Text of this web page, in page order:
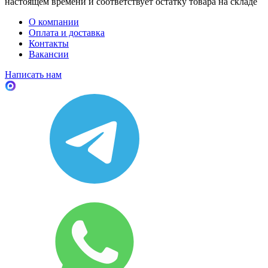
О компании
Оплата и доставка
Контакты
Вакансии
Написать нам